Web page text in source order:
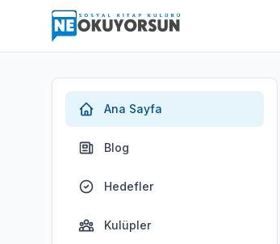
Ana Sayfa
Blog
Hedefler
Kulüpler